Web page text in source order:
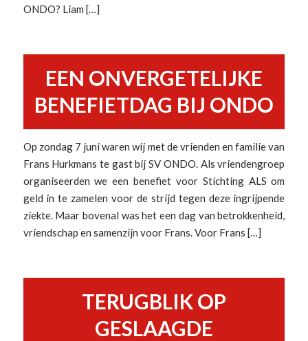
ONDO? Liam […]
EEN ONVERGETELIJKE
BENEFIETDAG BIJ ONDO
Op zondag 7 juni waren wij met de vrienden en familie van
Frans Hurkmans te gast bij SV ONDO. Als vriendengroep
organiseerden we een benefiet voor Stichting ALS om
geld in te zamelen voor de strijd tegen deze ingrijpende
ziekte. Maar bovenal was het een dag van betrokkenheid,
vriendschap en samenzijn voor Frans. Voor Frans […]
TERUGBLIK OP
GESLAAGDE